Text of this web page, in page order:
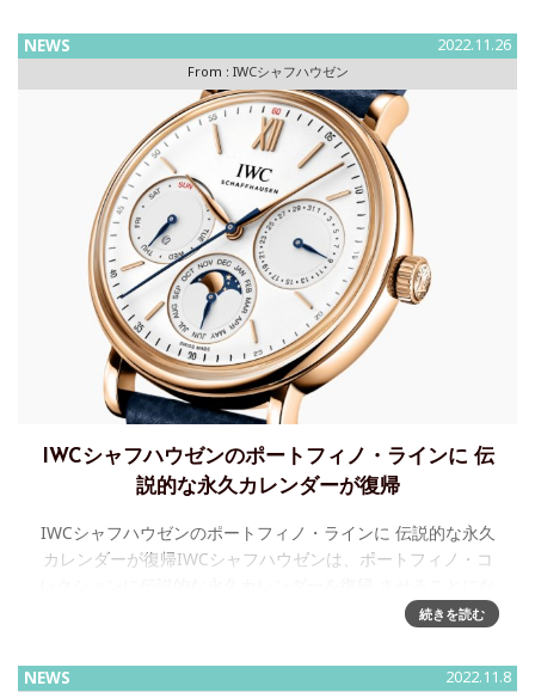
NEWS 2022.11.26
From : IWCシャフハウゼン
IWCシャフハウゼンのポートフィノ・ラインに 伝
説的な永久カレンダーが復帰
IWCシャフハウゼンのポートフィノ・ラインに 伝説的な永久
カレンダーが復帰IWCシャフハウゼンは、ポートフィノ・コ
りました。2つのバージョンが用意されています。18Kレッド
続きを読む
NEWS 2022.11.8